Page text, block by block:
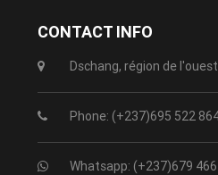
CONTACT INFO
Dschang, région de
Phone: (+237)695 522
Whatsapp: (+237)679